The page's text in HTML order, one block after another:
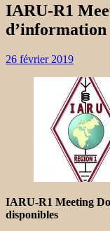
IARU-R1
26 février 2019
IARU-R1 Meeting
disponibles